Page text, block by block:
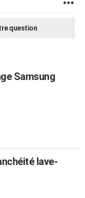
question
Samsung
lave-